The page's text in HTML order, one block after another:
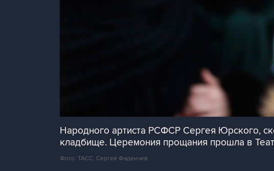
Народного артиста РСФСР Сергея Юрского,
кладбище. Церемония прощания прошла в
Фото: ТАСС, Сергей Фадеичев